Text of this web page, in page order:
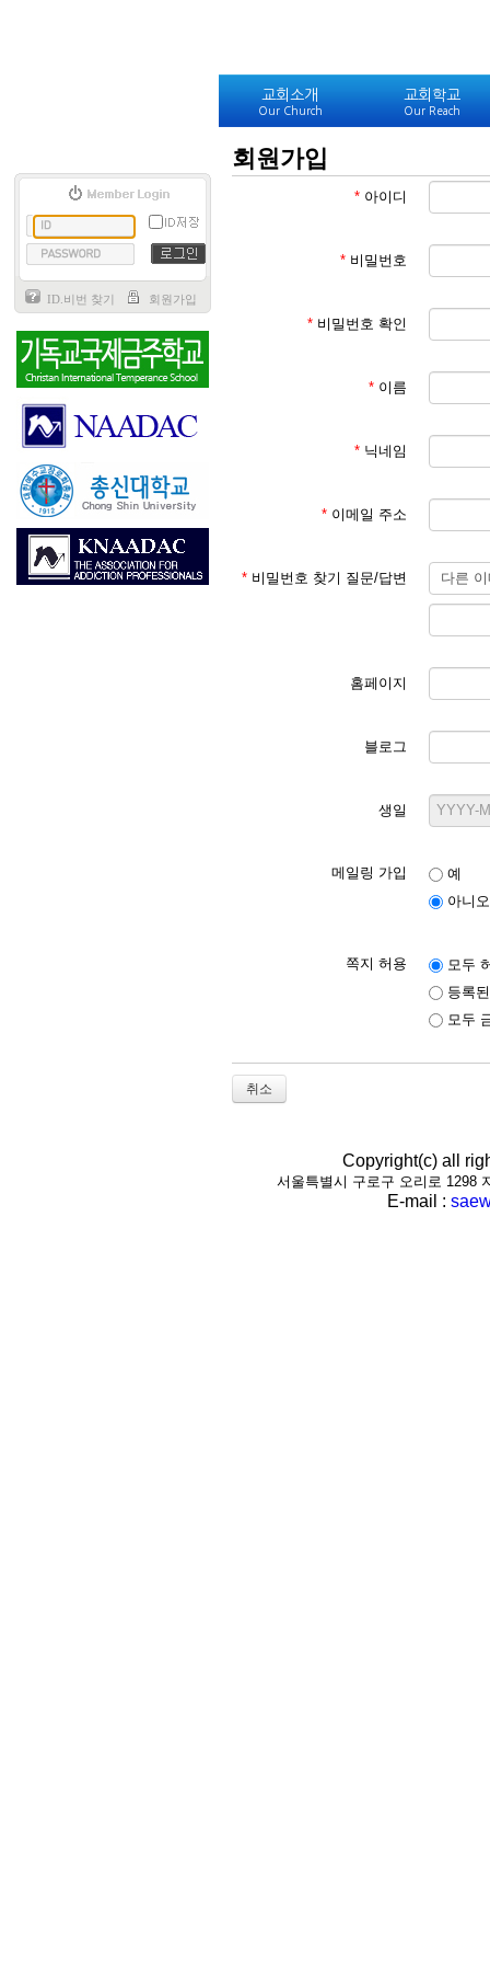
교회소개
Our Church
교회학교
Our Reach
ID.비번 찾기 회원가입
회원가입
* 아이디
* 비밀번호
* 비밀번호 확인
* 이름
* 닉네임
* 이메일 주소
* 비밀번호 찾기 질문/답변
홈페이지
블로그
생일
메일링 가입
예
아니오
쪽지 허용
모두
등록
모두
취소
Copyright(c) all
서울특별시 구로구 오리로 1298
E-mail :